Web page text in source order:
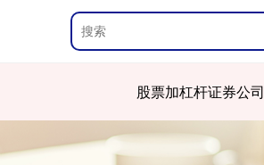
股票加杠杆证券公司